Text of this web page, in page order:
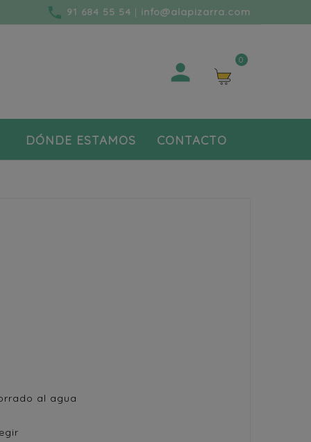
phone 91 684 55 54 | info@alapizarra.com
 0
DÓNDE ESTAMOS CONTACTO
al agua